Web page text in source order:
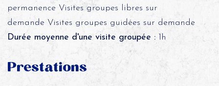
permanence Visites groupes libres sur
demande Visites groupes guidées sur demande
Durée moyenne d'une visite groupée : 1h
Prestations